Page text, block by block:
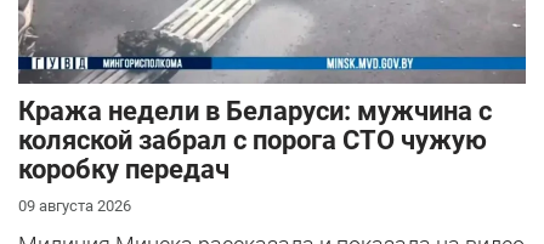
Кража недели в Беларуси: мужчина с
коляской забрал с порога СТО чужую
коробку передач
09 августа 2026